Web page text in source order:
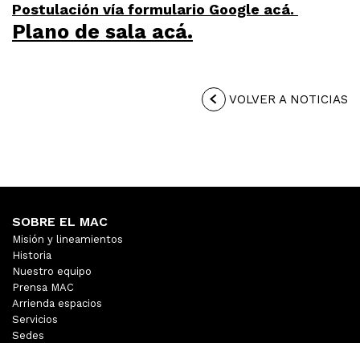
Postulación vía formulario Google acá.
Plano de sala acá.
VOLVER A NOTICIAS
SOBRE EL MAC
Misión y lineamientos
Historia
Nuestro equipo
Prensa MAC
Arrienda espacios
Servicios
Sedes